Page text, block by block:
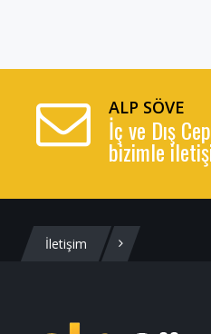
ALP SÖVE
İç ve Dış
bizimle
İletişim